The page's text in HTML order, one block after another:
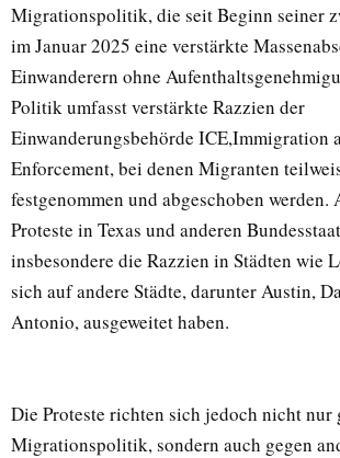
Migrationspolitik, die seit Beginn seiner
im Januar 2025 eine verstärkte
Einwanderern ohne
Politik umfasst verstärkte Razzien der
Einwanderungsbehörde ICE,Immigration
Enforcement, bei denen Migranten
festgenommen und abgeschoben werden.
Proteste in Texas und anderen
insbesondere die Razzien in Städten wie
sich auf andere Städte, darunter Austin,
Antonio, ausgeweitet haben.
Die Proteste richten sich jedoch nicht nur
Migrationspolitik, sondern auch gegen